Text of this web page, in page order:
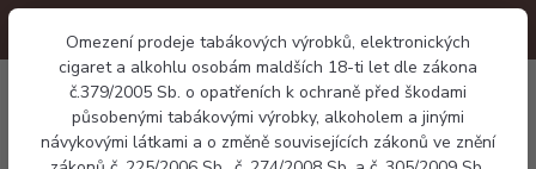
Omezení prodeje tabákových výrobků, elektronických
cigaret a alkohlu osobám maldších 18-ti let dle zákona
č.379/2005 Sb. o opatřeních k ochraně před škodami
působenými tabákovými výrobky, alkoholem a jinými
návykovými látkami a o změně souvisejících zákonů ve znění
0 Kč